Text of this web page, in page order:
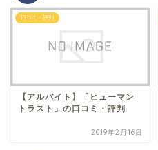
口コミ・評判
【アルバイト】「ヒューマン
トラスト」の口コミ・評判
2019年2月16日